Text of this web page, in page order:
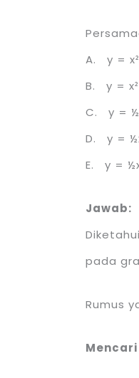
A. y =
B. y =
C. y =
D. y =
E. y =
Jawab:
pada
Rumus